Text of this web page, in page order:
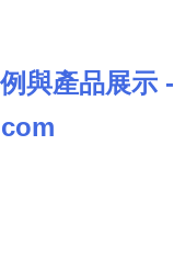
與產品展示 -